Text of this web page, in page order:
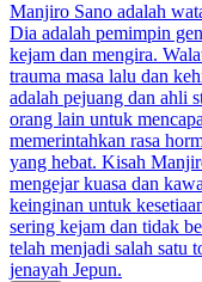
Manjiro Sano adalah
Dia adalah pemimpin
kejam dan mengira.
trauma masa lalu dan
adalah pejuang dan ahli
orang lain untuk
memerintahkan rasa
yang hebat. Kisah
mengejar kuasa dan
keinginan untuk
sering kejam dan tidak
telah menjadi salah satu
jenayah Jepun.